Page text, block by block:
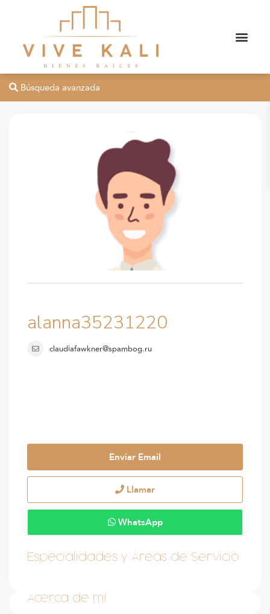
Búsqueda avanzada
alanna35231220
claudiafawkner@spambog.ru
Enviar Email
Llamar
WhatsApp
Especialidades y Áreas de Servicio
Acerca de mí